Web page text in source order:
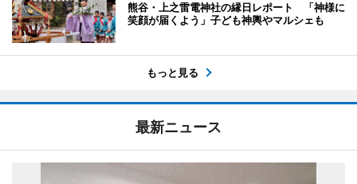
熊谷・上之雷電神社の縁日レポート 「神様に
笑顔が届くよう」子ども神輿やマルシェも
もっと見る
最新ニュース